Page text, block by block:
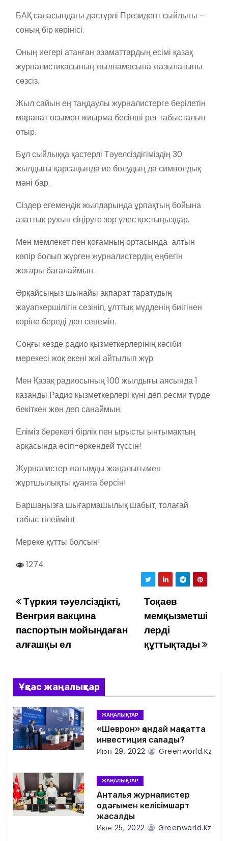
БАҚ саласындағы дәстүрлі Президент сыйлығы –
соның бір көрінісі.
Оның иегері атанған азаматтардың есімі қазақ
журналистикасының жылнамасына жазылатыны
сөзсіз.
Жыл сайын ең таңдаулы журналистерге берілетін
марапат осымен жиырма бесінші рет табысталып
отыр.
Бұл сыйлыққа қастерлі Тәуелсіздігіміздің 30
жылдығы қарсаңында ие болудың да символдық
мәні бар.
Сіздер егемендік жылдарында ұрпақтың бойына
азаттық рухын сіңіруге зор үлес қостыңыздар.
Мен мемлекет пен қоғамның ортасында алтын
көпір болып жүрген журналистердің еңбегін
жоғары бағалаймын.
Әрқайсыңыз шынайы ақпарат таратудың
жауапкершілігін сезініп, ұлттық мүдденің биігінен
көріне береді деп сенемін.
Соңғы кезде радио қызметкерлерінің кәсіби
мерекесі жоқ екені жиі айтылып жүр.
Мен Қазақ радиосының 100 жылдығы аясында 1
қазанды Радио қызметкерлері күні деп ресми түрде
бекіткен жөн деп санаймын.
Еліміз берекелі бірлік пен ырысты ынтымақтың
арқасында өсіп-өркендей түссін!
Журналистер жағымды жаңалығымен
жұртшылықты қуанта берсін!
Баршаңызға шығармашылық шабыт, толағай
табыс тілеймін!
Мереке құтты болсын!
1274
Н
а
в
г
а
ц
и
я
п
о
Тоқаев
мемқызметші
лерді
құттықтады
Түркия тәуелсіздікті,
Венгрия вакцина
паспортын мойындаған
алғашқы ел
Ұқсас жаңалықтар
ЖАҢАЛЫҚТАР
«Шеврон» қандай мақсатта
инвестиция салады?
Июн 29, 2022 Greenworld.kz
ЖАҢАЛЫҚТАР
Анталья журналистер
одағымен келісімшарт
жасалды
Июн 25, 2022 Greenworld.kz